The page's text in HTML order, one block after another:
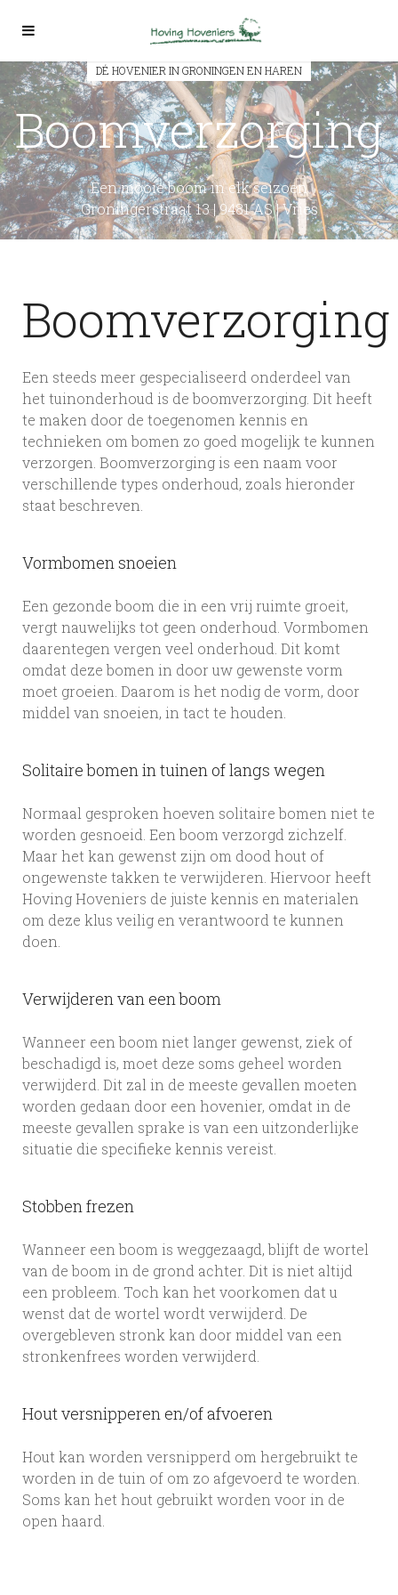
DÉ HOVENIER IN GRONINGEN EN HAREN
Boomverzorging
Een mooie boom in elk seizoen
Groningerstraat 13 | 9481 AS | Vries
Boomverzorging
Een steeds meer gespecialiseerd onderdeel van
het tuinonderhoud is de boomverzorging. Dit heeft
te maken door de toegenomen kennis en
technieken om bomen zo goed mogelijk te kunnen
verzorgen. Boomverzorging is een naam voor
verschillende types onderhoud, zoals hieronder
staat beschreven.
Vormbomen snoeien
Een gezonde boom die in een vrij ruimte groeit,
vergt nauwelijks tot geen onderhoud. Vormbomen
daarentegen vergen veel onderhoud. Dit komt
omdat deze bomen in door uw gewenste vorm
moet groeien. Daarom is het nodig de vorm, door
middel van snoeien, in tact te houden.
Solitaire bomen in tuinen of langs wegen
Normaal gesproken hoeven solitaire bomen niet te
worden gesnoeid. Een boom verzorgd zichzelf.
Maar het kan gewenst zijn om dood hout of
ongewenste takken te verwijderen. Hiervoor heeft
Hoving Hoveniers de juiste kennis en materialen
om deze klus veilig en verantwoord te kunnen
doen.
Verwijderen van een boom
Wanneer een boom niet langer gewenst, ziek of
beschadigd is, moet deze soms geheel worden
verwijderd. Dit zal in de meeste gevallen moeten
worden gedaan door een hovenier, omdat in de
meeste gevallen sprake is van een uitzonderlijke
situatie die specifieke kennis vereist.
Stobben frezen
Wanneer een boom is weggezaagd, blijft de wortel
van de boom in de grond achter. Dit is niet altijd
een probleem. Toch kan het voorkomen dat u
wenst dat de wortel wordt verwijderd. De
overgebleven stronk kan door middel van een
stronkenfrees worden verwijderd.
Hout versnipperen en/of afvoeren
Hout kan worden versnipperd om hergebruikt te
worden in de tuin of om zo afgevoerd te worden.
Soms kan het hout gebruikt worden voor in de
open haard.